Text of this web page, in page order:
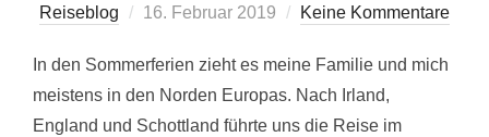
Reiseblog
Veröffentlicht
16. Februar 2019 Keine Kommentare
In den Sommerferien zieht es meine Familie und mich
meistens in den Norden Europas. Nach Irland,
England und Schottland führte uns die Reise im